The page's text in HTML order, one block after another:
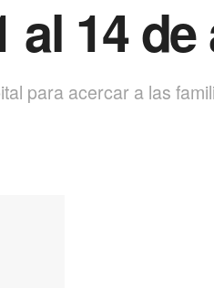
al 14
para acercar a las